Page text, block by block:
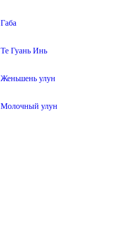
Габа
Те Гуань Инь
Женьшень улун
Молочный улун